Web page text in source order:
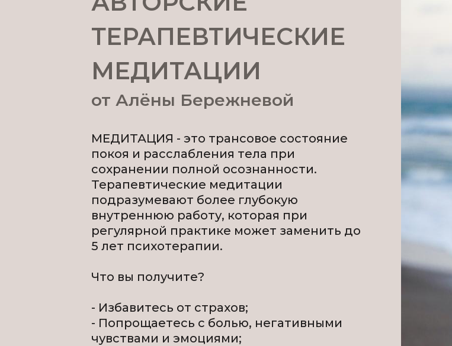
ТЕРАПЕВТИЧЕСКИЕ
МЕДИТАЦИИ
МЕДИТАЦИЯ - это трансовое состояние
покоя и расслабления тела при
сохранении полной осознанности.
Терапевтические медитации
подразумевают более глубокую
внутреннюю работу, которая при
регулярной практике может заменить до
5 лет психотерапии.
Что вы получите?
- Избавитесь от страхов;
- Попрощаетесь с болью, негативными
чувствами и эмоциями;
от Алёны Бережневой